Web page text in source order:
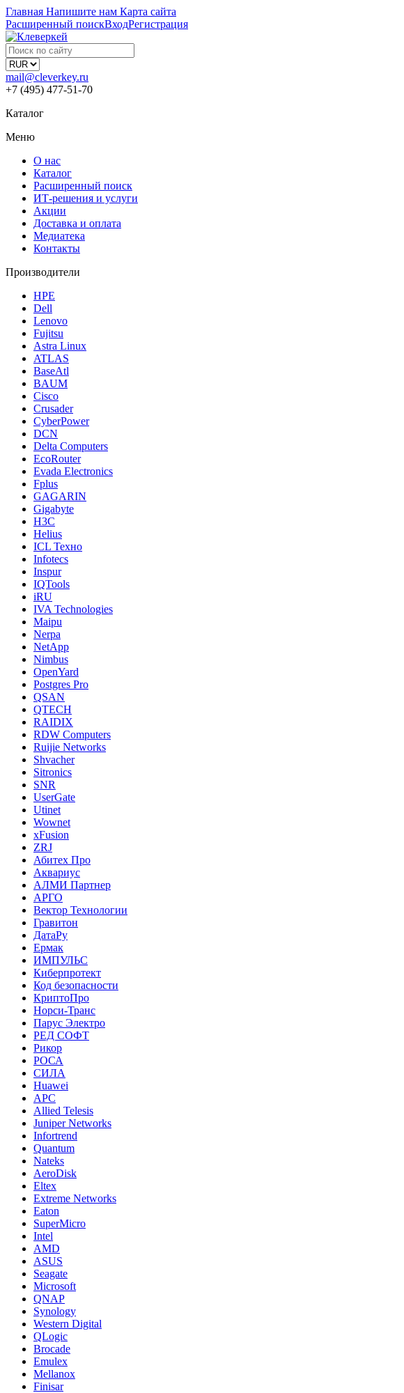
Главная Напишите нам Карта сайта
Расширенный поискВходРегистрация
mail@cleverkey.ru
+7 (495) 477-51-70
Каталог
Меню
О нас
Каталог
Расширенный поиск
ИТ-решения и услуги
Акции
Доставка и оплата
Медиатека
Контакты
Производители
HPE
Dell
Lenovo
Fujitsu
Astra Linux
ATLAS
BaseAtl
BAUM
Cisco
Crusader
CyberPower
DCN
Delta Computers
EcoRouter
Evada Electronics
Fplus
GAGARIN
Gigabyte
H3C
Helius
ICL Техно
Infotecs
Inspur
IQTools
iRU
IVA Technologies
Maipu
Nerpa
NetApp
Nimbus
OpenYard
Postgres Pro
QSAN
QTECH
RAIDIX
RDW Computers
Ruijie Networks
Shvacher
Sitronics
SNR
UserGate
Utinet
Wownet
xFusion
ZRJ
Абитех Про
Аквариус
АЛМИ Партнер
АРГО
Вектор Технологии
Гравитон
ДатаРу
Ермак
ИМПУЛЬС
Киберпротект
Код безопасности
КриптоПро
Норси-Транс
Парус Электро
РЕД СОФТ
Рикор
РОСА
СИЛА
Huawei
APC
Allied Telesis
Juniper Networks
Infortrend
Quantum
Nateks
AeroDisk
Eltex
Extreme Networks
Eaton
SuperMicro
Intel
AMD
ASUS
Seagate
Microsoft
QNAP
Synology
Western Digital
QLogic
Brocade
Emulex
Mellanox
Finisar